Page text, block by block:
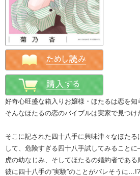
好奇心旺盛な箱入りお嬢様・ほたるは恋を知
そんなほたるの恋のバイブルは実家で見つけ
そこに記された四十八手に興味津々なほた
して、危険すぎる四十八手試してみること
虎の幼なじみ、そしてほたるの婚約者である
彼に四十八手の”実験”のことがバレそうに…!?